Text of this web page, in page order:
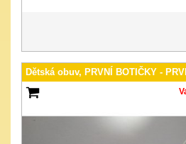
Dětská obuv, PRVNÍ BOTIČKY -